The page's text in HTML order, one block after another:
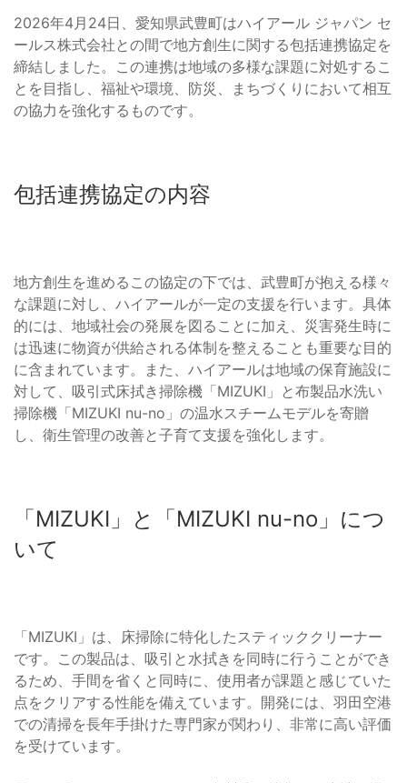
2026年4月24日、愛知県武豊町はハイアール ジャパン セ
ールス株式会社との間で地方創生に関する包括連携協定を
締結しました。この連携は地域の多様な課題に対処するこ
とを目指し、福祉や環境、防災、まちづくりにおいて相互
の協力を強化するものです。
包括連携協定の内容
地方創生を進めるこの協定の下では、武豊町が抱える様々
な課題に対し、ハイアールが一定の支援を行います。具体
的には、地域社会の発展を図ることに加え、災害発生時に
は迅速に物資が供給される体制を整えることも重要な目的
に含まれています。また、ハイアールは地域の保育施設に
対して、吸引式床拭き掃除機「MIZUKI」と布製品水洗い
掃除機「MIZUKI nu-no」の温水スチームモデルを寄贈
し、衛生管理の改善と子育て支援を強化します。
「MIZUKI」と「MIZUKI nu-no」につ
いて
「MIZUKI」は、床掃除に特化したスティッククリーナー
です。この製品は、吸引と水拭きを同時に行うことができ
るため、手間を省くと同時に、使用者が課題と感じていた
点をクリアする性能を備えています。開発には、羽田空港
での清掃を長年手掛けた専門家が関わり、非常に高い評価
を受けています。